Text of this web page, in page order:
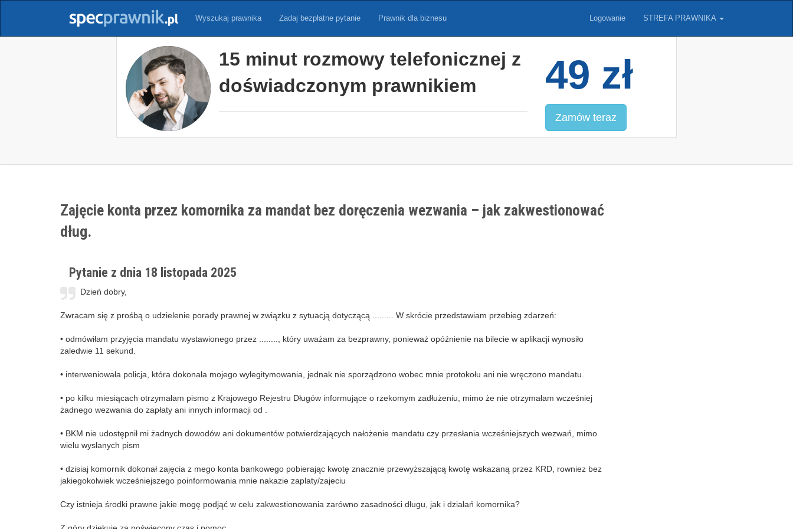
Wyszukaj prawnika Zadaj bezpłatne pytanie Prawnik dla biznesu Logowanie STREFA PRAWNIKA
15 minut rozmowy telefonicznej z
doświadczonym prawnikiem
49 zł
Zamów teraz
Zajęcie konta przez komornika za mandat bez doręczenia wezwania – jak zakwestionować
dług.
Pytanie z dnia 18 listopada 2025
Dzień dobry,
Zwracam się z prośbą o udzielenie porady prawnej w związku z sytuacją dotyczącą ......... W skrócie przedstawiam przebieg zdarzeń:
• odmówiłam przyjęcia mandatu wystawionego przez ........, który uważam za bezprawny, ponieważ opóźnienie na bilecie w aplikacji wynosiło
zaledwie 11 sekund.
• interweniowała policja, która dokonała mojego wylegitymowania, jednak nie sporządzono wobec mnie protokołu ani nie wręczono mandatu.
• po kilku miesiącach otrzymałam pismo z Krajowego Rejestru Długów informujące o rzekomym zadłużeniu, mimo że nie otrzymałam wcześniej
żadnego wezwania do zapłaty ani innych informacji od .
• BKM nie udostępnił mi żadnych dowodów ani dokumentów potwierdzających nałożenie mandatu czy przesłania wcześniejszych wezwań, mimo
wielu wysłanych pism
• dzisiaj komornik dokonał zajęcia z mego konta bankowego pobierając kwotę znacznie przewyższającą kwotę wskazaną przez KRD, rowniez bez
jakiegokolwiek wcześniejszego poinformowania mnie nakazie zaplaty/zajeciu
Czy istnieja środki prawne jakie mogę podjąć w celu zakwestionowania zarówno zasadności długu, jak i działań komornika?